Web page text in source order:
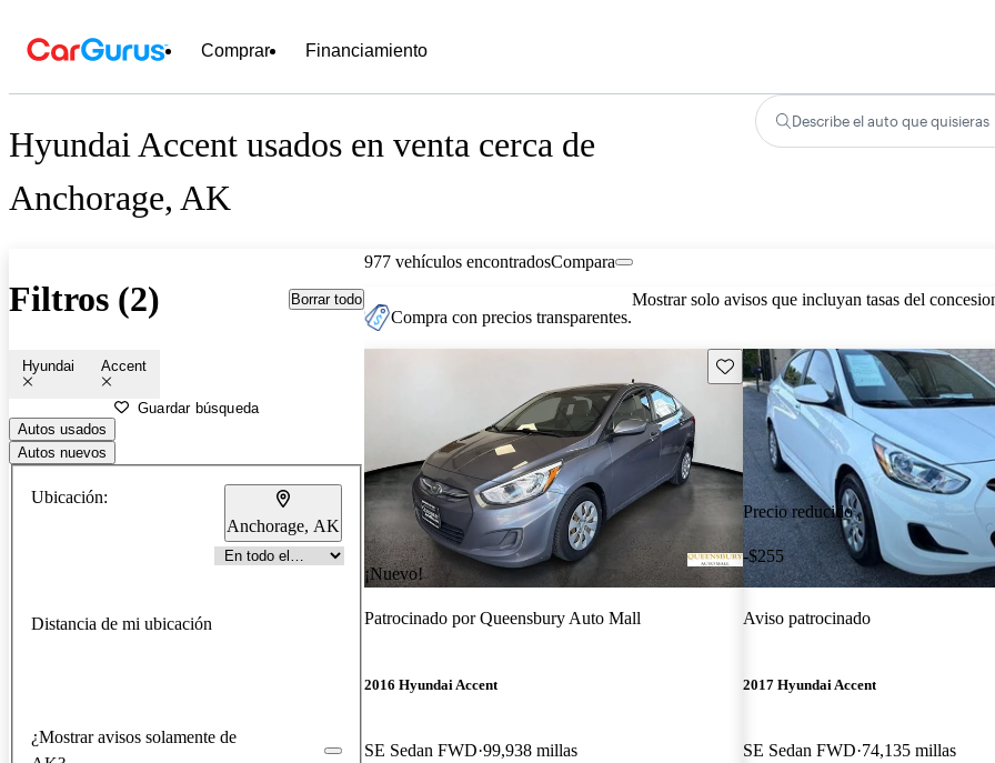
Comprar Financiamiento
Hyundai Accent usados en venta cerca de
Anchorage, AK
Describe el auto que quisieras
Filtros (2) Borrar todo
Hyundai Accent
Guardar búsqueda
Autos usados
Autos nuevos
Ubicación:
Anchorage, AK
Distancia de mi ubicación
¿Mostrar avisos solamente de
977 vehículos encontradosCompara
Compra con precios transparentes.
Mostrar solo avisos que incluyan tasas del
¡Nuevo!
Guarda este Aviso
Patrocinado porQueensbury Auto Mall
2016 Hyundai Accent
SE Sedan FWD 99,938 millas
Precio reducido
-$255
Aviso patrocinado
2017 Hyundai Accent
SE Sedan FWD 74,135 millas